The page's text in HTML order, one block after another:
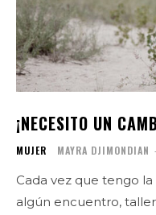
¡NECESITO UN
MUJER MAYRA DJIMONDIAN -
Cada vez que tengo
algún encuentro,